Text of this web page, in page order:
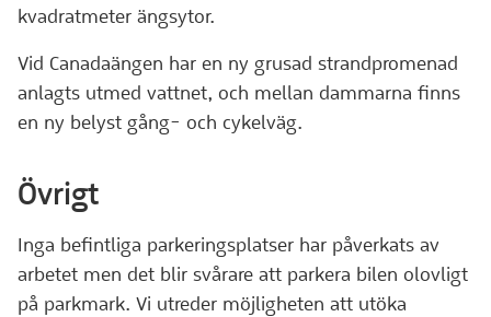
kvadratmeter ängsytor.
Vid Canadaängen har en ny grusad strandpromenad
anlagts utmed vattnet, och mellan dammarna finns
en ny belyst gång- och cykelväg.
Övrigt
Inga befintliga parkeringsplatser har påverkats av
arbetet men det blir svårare att parkera bilen olovligt
på parkmark. Vi utreder möjligheten att utöka